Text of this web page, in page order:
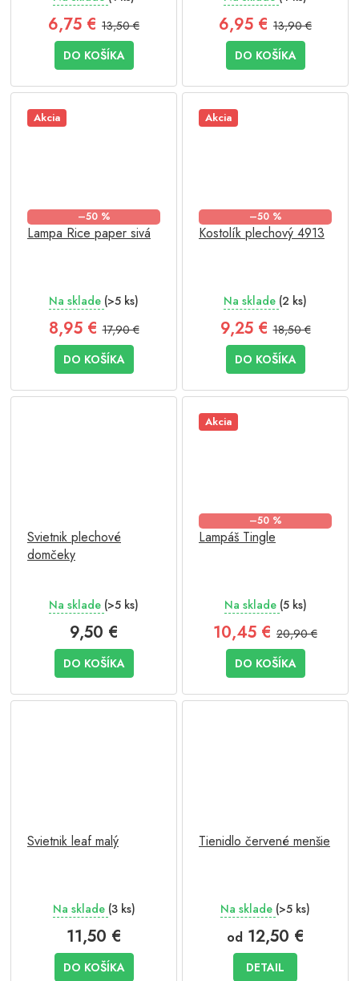
6,75 € 13,50 €
DO KOŠÍKA
6,95 € 13,90 €
DO KOŠÍKA
Akcia
–50 %
Lampa Rice paper sivá
Na sklade (>5 ks)
8,95 €17,90 €
DO KOŠÍKA
Akcia
–50 %
Kostolík plechový 4913
Na sklade (2 ks)
9,25 €18,50 €
DO KOŠÍKA
Svietnik plechové
domčeky
Na sklade (>5 ks)
9,50 €
DO KOŠÍKA
Akcia
–50 %
Lampáš Tingle
Na sklade (5 ks)
10,45 € 20,90 €
DO KOŠÍKA
Svietnik leaf malý
Na sklade (3 ks)
11,50 €
DO KOŠÍKA
Tienidlo červené menšie
Na sklade (>5 ks)
od 12,50 €
DETAIL